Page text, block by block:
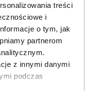
treści
i
o tym, jak
partnerom
z innymi danymi
podczas
jeszcze w
(sygn.
że zakup
w ustawowym
służą one